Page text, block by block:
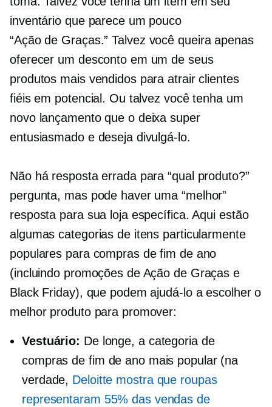
inventário que parece um pouco
“Ação de Graças.” Talvez você queira apenas
oferecer um desconto em um de seus
produtos mais vendidos para atrair clientes
fiéis em potencial. Ou talvez você tenha um
novo lançamento que o deixa super
entusiasmado e deseja divulgá-lo.
Não há resposta errada para “qual produto?”
pergunta, mas pode haver uma “melhor”
resposta para sua loja específica. Aqui estão
algumas categorias de itens particularmente
populares para compras de fim de ano
(incluindo promoções de Ação de Graças e
Black Friday), que podem ajudá-lo a escolher o
melhor produto para promover:
Vestuário: De longe, a categoria de
compras de fim de ano mais popular (na
verdade, Deloitte mostra que roupas
representaram 55% das vendas de